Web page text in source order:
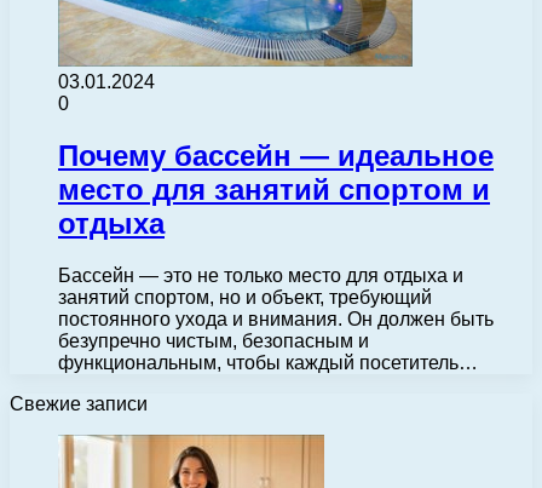
03.01.2024
0
Почему бассейн — идеальное
место для занятий спортом и
отдыха
Бассейн — это не только место для отдыха и
занятий спортом, но и объект, требующий
постоянного ухода и внимания. Он должен быть
безупречно чистым, безопасным и
функциональным, чтобы каждый посетитель…
Свежие записи